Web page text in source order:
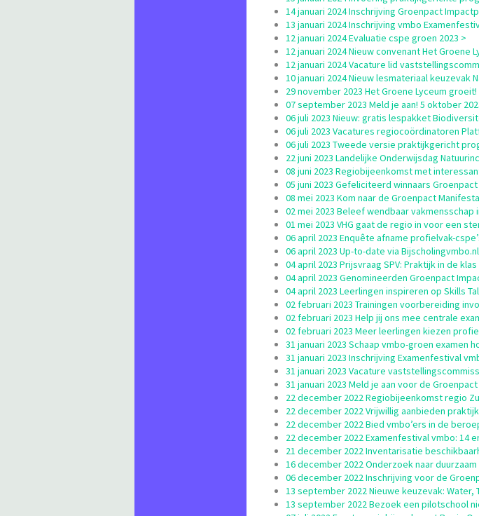
14 januari 2024 Inschrijving Groenpact
13 januari 2024 Inschrijving vmbo
12 januari 2024 Evaluatie cspe groen 2023 >
12 januari 2024 Nieuw convenant Het Groene
12 januari 2024 Vacature lid
10 januari 2024 Nieuw lesmateriaal keuzevak
29 november 2023 Het Groene Lyceum groeit!
07 september 2023 Meld je aan! 5 oktober
06 juli 2023 Nieuw: gratis lespakket
06 juli 2023 Vacatures regiocoördinatoren
06 juli 2023 Tweede versie praktijkgericht
22 juni 2023 Landelijke Onderwijsdag
08 juni 2023 Regiobijeenkomst met
05 juni 2023 Gefeliciteerd winnaars
08 mei 2023 Kom naar de Groenpact
02 mei 2023 Beleef wendbaar vakmensschap
01 mei 2023 VHG gaat de regio in voor een
06 april 2023 Enquête afname profielvak-
06 april 2023 Up-to-date via
04 april 2023 Prijsvraag SPV: Praktijk in de klas
04 april 2023 Genomineerden Groenpact
04 april 2023 Leerlingen inspireren op Skills
02 februari 2023 Trainingen voorbereiding
02 februari 2023 Help jij ons mee centrale
02 februari 2023 Meer leerlingen kiezen
31 januari 2023 Schaap vmbo-groen examen
31 januari 2023 Inschrijving Examenfestival
31 januari 2023 Vacature
31 januari 2023 Meld je aan voor de
22 december 2022 Regiobijeenkomst regio
22 december 2022 Vrijwillig aanbieden
22 december 2022 Bied vmbo’ers in de
22 december 2022 Examenfestival vmbo: 14
21 december 2022 Inventarisatie
16 december 2022 Onderzoek naar
06 december 2022 Inschrijving voor de
13 september 2022 Nieuwe keuzevak: Water,
13 september 2022 Bezoek een pilotschool